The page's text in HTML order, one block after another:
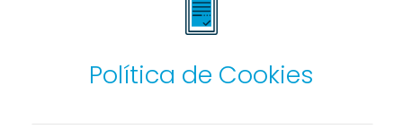
Política de Cookies